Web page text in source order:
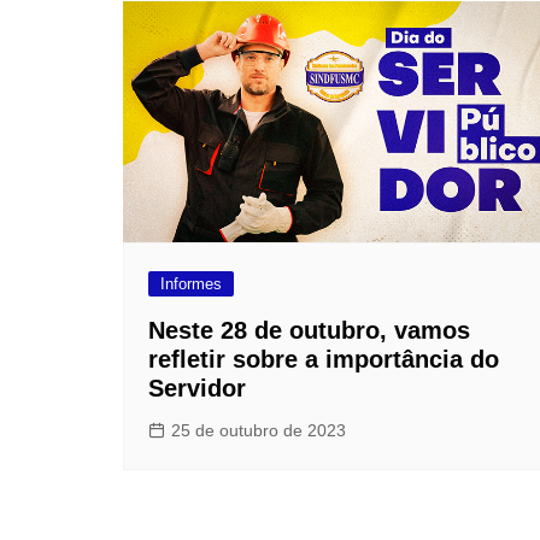
Post
Informes
Neste 28 de outubro, vamos
refletir sobre a importância do
Servidor
25 de outubro de 2023